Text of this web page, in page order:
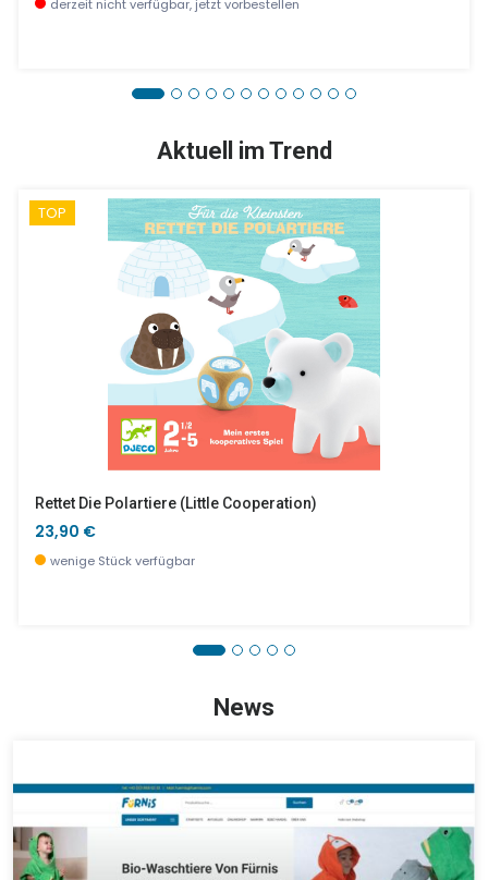
derzeit nicht verfügbar, jetzt vorbestellen
Display Mit 12 Stk. Rotierende Kaleidoskope, Indianimals
Rototos Panda - Große Box
Aktuell im Trend
TOP
Rettet Die Polartiere (little Cooperation)
23,90 €
wenige Stück verfügbar
News